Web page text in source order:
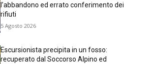
l’abbandono ed errato conferimento dei
rifiuti
5 Agosto 2026
Escursionista precipita in un fosso:
recuperato dal Soccorso Alpino ed